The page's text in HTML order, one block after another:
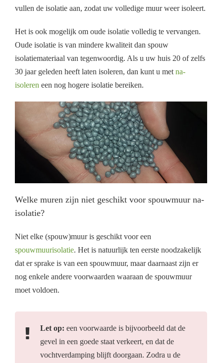
vullen de isolatie aan, zodat uw volledige muur weer isoleert.
Het is ook mogelijk om oude isolatie volledig te vervangen.
Oude isolatie is van mindere kwaliteit dan spouw
isolatiemateriaal van tegenwoordig. Als u uw huis 20 of zelfs
30 jaar geleden heeft laten isoleren, dan kunt u met na-
isoleren een nog hogere isolatie bereiken.
Welke muren zijn niet geschikt voor spouwmuur na-
isolatie?
Niet elke (spouw)muur is geschikt voor een
spouwmuurisolatie. Het is natuurlijk ten eerste noodzakelijk
dat er sprake is van een spouwmuur, maar daarnaast zijn er
nog enkele andere voorwaarden waaraan de spouwmuur
moet voldoen.
Let op: een voorwaarde is bijvoorbeeld dat de
gevel in een goede staat verkeert, en dat de
vochtverdamping blijft doorgaan. Zodra u de